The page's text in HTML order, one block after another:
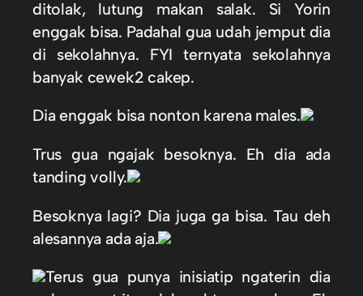
ditolak, lutung makan salak. Si Yorin
enggak bisa. Padahal gua udah jemput dia
di sekolahnya. FYI ternyata sekolahnya
banyak cewek2 cakep.
Dia enggak bisa nonton karena males.
Trus gua ngajak besoknya. Eh dia ada
tanding volly.
Besoknya lagi? Dia juga ga bisa. Tau deh
alesannya ada aja.
Terus gua punya inisiatip ngaterin dia